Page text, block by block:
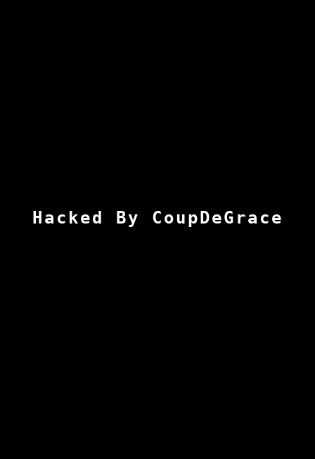
Hacked By CoupDeGrace